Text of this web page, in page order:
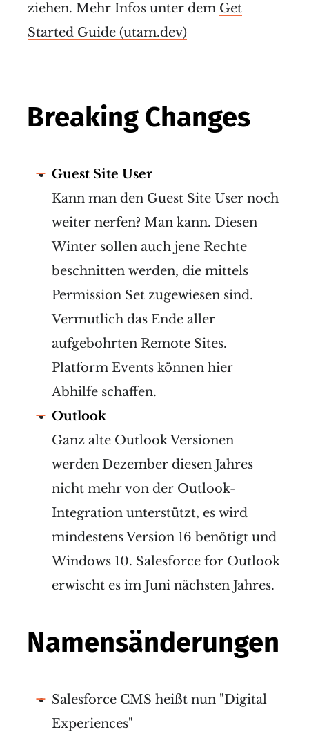
ziehen. Mehr Infos unter dem Get
Started Guide (utam.dev)
Breaking Changes
Guest Site User
Kann man den Guest Site User noch
weiter nerfen? Man kann. Diesen
Winter sollen auch jene Rechte
beschnitten werden, die mittels
Permission Set zugewiesen sind.
Vermutlich das Ende aller
aufgebohrten Remote Sites.
Platform Events können hier
Abhilfe schaffen.
Outlook
Ganz alte Outlook Versionen
werden Dezember diesen Jahres
nicht mehr von der Outlook-
Integration unterstützt, es wird
mindestens Version 16 benötigt und
Windows 10. Salesforce for Outlook
erwischt es im Juni nächsten Jahres.
Namensänderungen
Salesforce CMS heißt nun "Digital
Experiences"